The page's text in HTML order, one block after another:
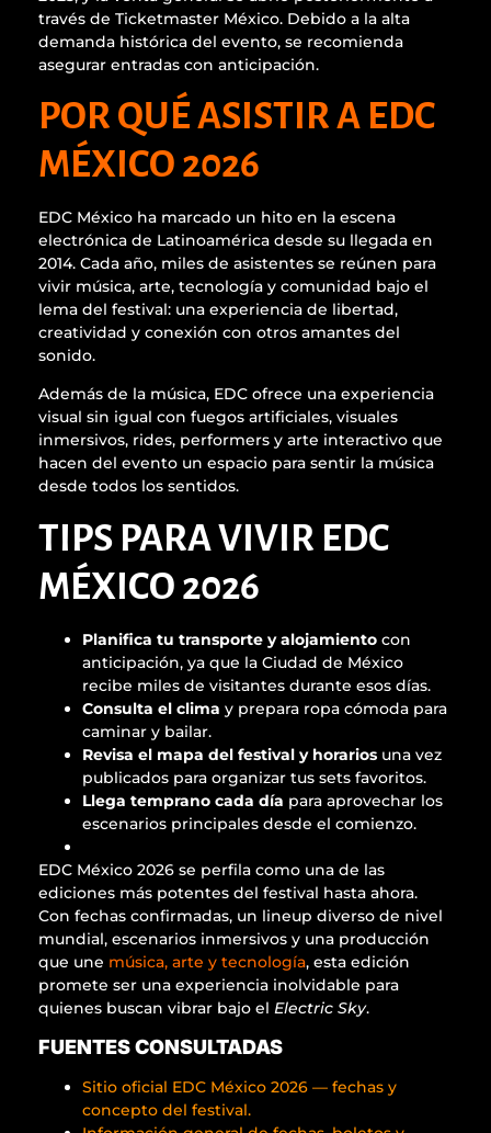
través de Ticketmaster México. Debido a la alta
demanda histórica del evento, se recomienda
asegurar entradas con anticipación.
POR QUÉ ASISTIR A EDC
MÉXICO 2026
EDC México ha marcado un hito en la escena
electrónica de Latinoamérica desde su llegada en
2014. Cada año, miles de asistentes se reúnen para
vivir música, arte, tecnología y comunidad bajo el
lema del festival: una experiencia de libertad,
creatividad y conexión con otros amantes del
sonido.
Además de la música, EDC ofrece una experiencia
visual sin igual con fuegos artificiales, visuales
inmersivos, rides, performers y arte interactivo que
hacen del evento un espacio para sentir la música
desde todos los sentidos.
TIPS PARA VIVIR EDC
MÉXICO 2026
Planifica tu transporte y alojamiento con
anticipación, ya que la Ciudad de México
recibe miles de visitantes durante esos días.
Consulta el clima y prepara ropa cómoda para
caminar y bailar.
Revisa el mapa del festival y horarios una vez
publicados para organizar tus sets favoritos.
Llega temprano cada día para aprovechar los
escenarios principales desde el comienzo.
EDC México 2026 se perfila como una de las
ediciones más potentes del festival hasta ahora.
Con fechas confirmadas, un lineup diverso de nivel
mundial, escenarios inmersivos y una producción
que une música, arte y tecnología, esta edición
promete ser una experiencia inolvidable para
quienes buscan vibrar bajo el Electric Sky.
FUENTES CONSULTADAS
Sitio oficial EDC México 2026 — fechas y
concepto del festival.